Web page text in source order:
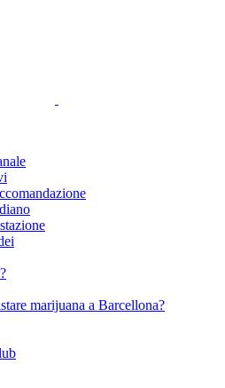
marijuana a Barcellona?